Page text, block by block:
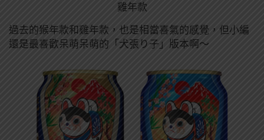
雞年款
過去的猴年款和雞年款，也是相當喜氣的感覺，但小編
還是最喜歡呆萌呆萌的「犬張り子」版本啊～